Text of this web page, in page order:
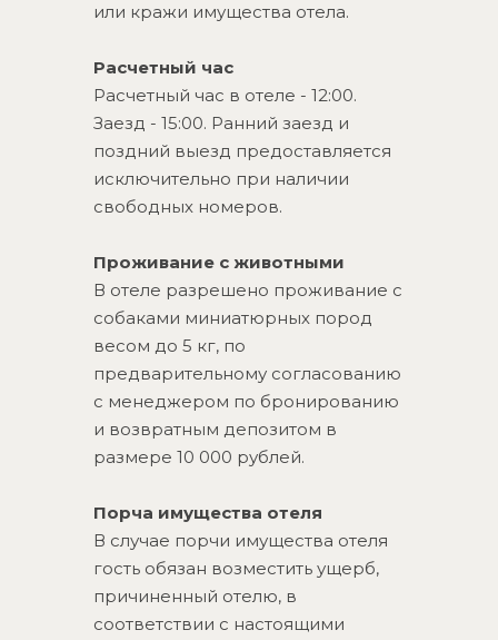
или кражи имущества отела.
Расчетный час
Расчетный час в отеле - 12:00.
Заезд - 15:00. Ранний заезд и
поздний выезд предоставляется
исключительно при наличии
свободных номеров.
Проживание с животными
В отеле разрешено проживание с
собаками миниатюрных пород
весом до 5 кг, по
предварительному согласованию
с менеджером по бронированию
и возвратным депозитом в
размере 10 000 рублей.
Порча имущества отеля
В случае порчи имущества отеля
гость обязан возместить ущерб,
причиненный отелю, в
соответствии с настоящими